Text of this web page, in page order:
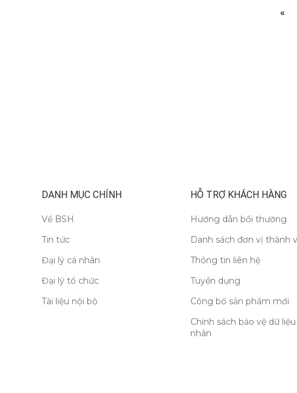
«
DANH MỤC CHÍNH
Về BSH
Tin tức
Đại lý cá nhân
Đại lý tổ chức
Tài liệu nội bộ
HỖ TRỢ KHÁCH HÀNG
Hướng dẫn bồi thường
Danh sách đơn vị thành
Thông tin liên hệ
Tuyển dụng
Công bố sản phẩm mới
Chính sách bảo vệ dữ
nhân